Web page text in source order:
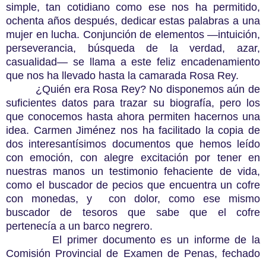
simple, tan cotidiano como ese nos ha permitido,
ochenta años después, dedicar estas palabras a una
mujer en lucha. Conjunción de elementos —intuición,
perseverancia, búsqueda de la verdad, azar,
casualidad— se llama a este feliz encadenamiento
que nos ha llevado hasta la camarada Rosa Rey.
¿Quién era Rosa Rey? No disponemos aún de
suficientes datos para trazar su biografía, pero los
que conocemos hasta ahora permiten hacernos una
idea. Carmen Jiménez nos ha facilitado la copia de
dos interesantísimos documentos que hemos leído
con emoción, con alegre excitación por tener en
nuestras manos un testimonio fehaciente de vida,
como el buscador de pecios que encuentra un cofre
con monedas, y con dolor, como ese mismo
buscador de tesoros que sabe que el cofre
pertenecía a un barco negrero.
El primer documento es un informe de la
Comisión Provincial de Examen de Penas, fechado